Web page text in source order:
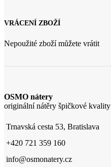
VRÁCENÍ ZBOŽÍ
Nepoužité zboží můžete vrátit
OSMO nátery
originální nátěry špičkové kvality
Trnavská cesta 53, Bratislava
+420 721 359 160
info@osmonatery.cz